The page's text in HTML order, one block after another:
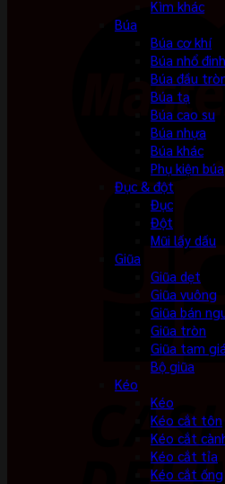
Kìm khác
Búa
Búa cơ khí
Búa nhổ đinh
Búa đầu
Búa tạ
Búa cao su
Búa nhựa
Búa khác
Phụ kiện búa
Đục & đột
Đục
Đột
Mũi lấy dấu
Giũa
Giũa dẹt
Giũa vuông
Giũa bán
Giũa tròn
Giũa tam
Bộ giũa
Kéo
Kéo
Kéo cắt tôn
Kéo cắt
Kéo cắt tỉa
Kéo cắt ống